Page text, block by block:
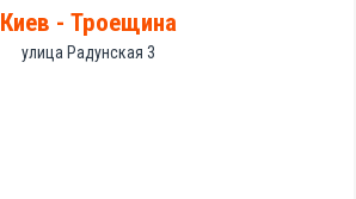
Киев - Троещина
улица Радунская 3